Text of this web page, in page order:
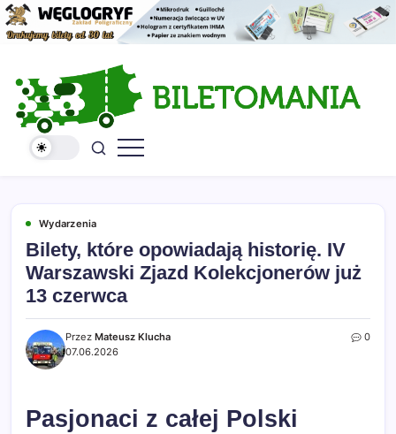
content
Serwis
Biletomania
Kolekcja
biletów
komunikacji
Wydarzenia
Bilety, które opowiadają historię. IV
Warszawski Zjazd Kolekcjonerów już
13 czerwca
Przez Mateusz Klucha
07.06.2026
0
Pasjonaci z całej Polski